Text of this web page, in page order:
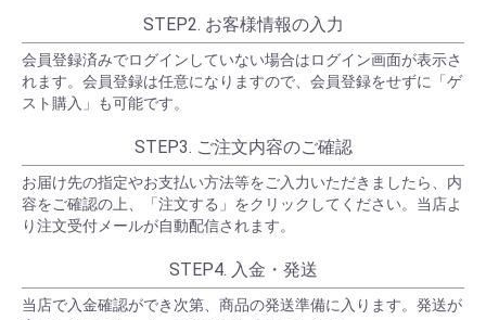
STEP2. お客様情報の入力
会員登録済みでログインしていない場合はログイン画面が表示さ
れます。会員登録は任意になりますので、会員登録をせずに「ゲ
スト購入」も可能です。
STEP3. ご注文内容のご確認
お届け先の指定やお支払い方法等をご入力いただきましたら、内
容をご確認の上、「注文する」をクリックしてください。当店よ
り注文受付メールが自動配信されます。
STEP4. 入金・発送
当店で入金確認ができ次第、商品の発送準備に入ります。発送が